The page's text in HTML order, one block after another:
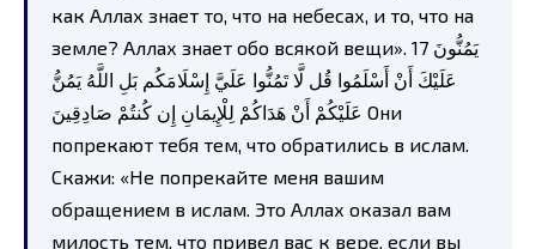
как Аллах знает то, что на небесах, и то, что на
земле? Аллах знает обо всякой вещи». 17 يَمُنُّونَ
عَلَيْكَ أَنْ أَسْلَمُوا قُل لَّا تَمُنُّوا عَلَيَّ إِسْلَامَكُم بَلِ اللَّهُ يَمُنُّ
عَلَيْكُمْ أَنْ هَدَاكُمْ لِلْإِيمَانِ إِن كُنتُمْ صَادِقِينَ Они
попрекают тебя тем, что обратились в ислам.
Скажи: «Не попрекайте меня вашим
обращением в ислам. Это Аллах оказал вам
милость тем, что привел вас к вере, если вы